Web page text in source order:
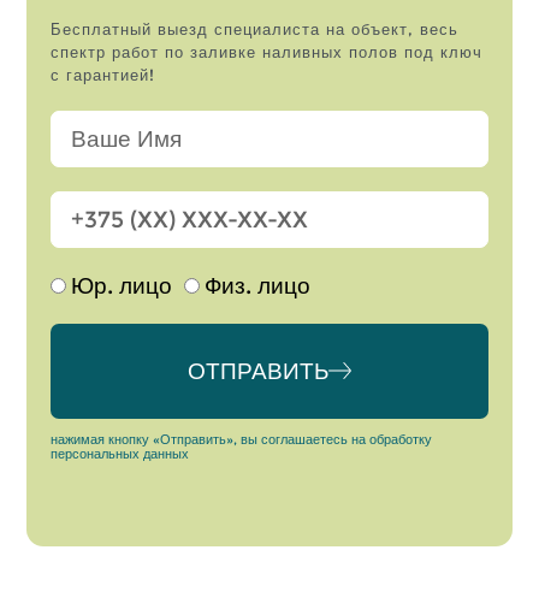
Бесплатный выезд специалиста на объект, весь
спектр работ по заливке наливных полов под ключ
с гарантией!
Юр. лицо Физ. лицо
ОТПРАВИТЬ
Alternative:
нажимая кнопку «Отправить», вы соглашаетесь на обработку
персональных данных